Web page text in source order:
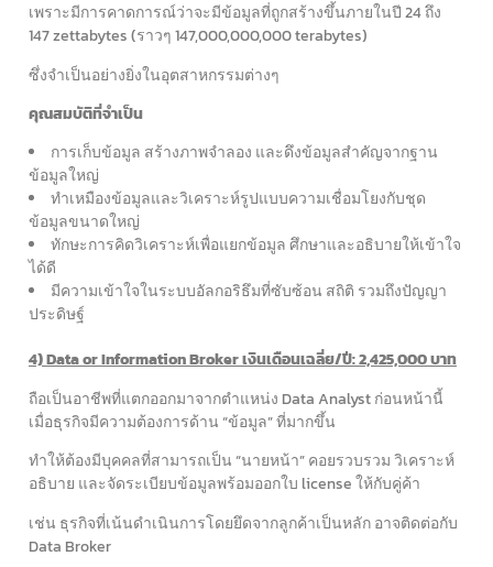
เพราะมีการคาดการณ์ว่าจะมีข้อมูลที่ถูกสร้างขึ้นภายในปี 24 ถึง
147 zettabytes (ราวๆ 147,000,000,000 terabytes)
ซึ่งจำเป็นอย่างยิ่งในอุตสาหกรรมต่างๆ
คุณสมบัติที่จำเป็น
การเก็บข้อมูล สร้างภาพจำลอง และดึงข้อมูลสำคัญจากฐาน
ข้อมูลใหญ่
ทำเหมืองข้อมูลและวิเคราะห์รูปแบบความเชื่อมโยงกับชุด
ข้อมูลขนาดใหญ่
ทักษะการคิดวิเคราะห์เพื่อแยกข้อมูล ศึกษาและอธิบายให้เข้าใจ
ได้ดี
มีความเข้าใจในระบบอัลกอริธึมที่ซับซ้อน สถิติ รวมถึงปัญญา
ประดิษฐ์
4) Data or Information Broker เงินเดือนเฉลี่ย/ปี: 2,425,000 บาท
ถือเป็นอาชีพที่แตกออกมาจากตำแหน่ง Data Analyst ก่อนหน้านี้
เมื่อธุรกิจมีความต้องการด้าน “ข้อมูล” ที่มากขึ้น
ทำให้ต้องมีบุคคลที่สามารถเป็น “นายหน้า” คอยรวบรวม วิเคราะห์
อธิบาย และจัดระเบียบข้อมูลพร้อมออกใบ license ให้กับคู่ค้า
เช่น ธุรกิจที่เน้นดำเนินการโดยยึดจากลูกค้าเป็นหลัก อาจติดต่อกับ
Data Broker